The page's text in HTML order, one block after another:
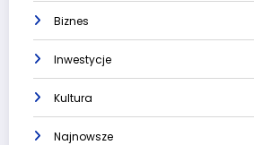
Biznes
Inwestycje
Kultura
Najnowsze